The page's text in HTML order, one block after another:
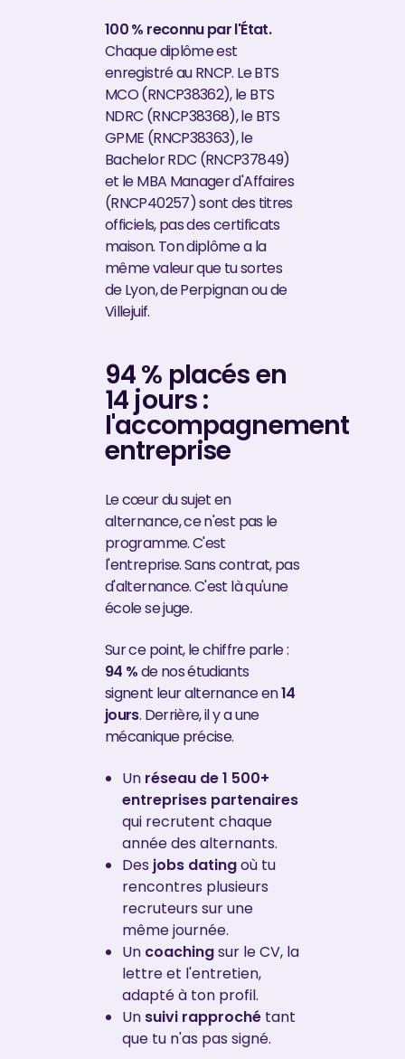
100 % reconnu par l'État.
Chaque diplôme est
enregistré au RNCP. Le BTS
MCO (RNCP38362), le BTS
NDRC (RNCP38368), le BTS
GPME (RNCP38363), le
Bachelor RDC (RNCP37849)
et le MBA Manager d'Affaires
(RNCP40257) sont des titres
officiels, pas des certificats
maison. Ton diplôme a la
même valeur que tu sortes
de Lyon, de Perpignan ou de
Villejuif.
94 % placés en
14 jours :
l'accompagnement
entreprise
Le cœur du sujet en
alternance, ce n'est pas le
programme. C'est
l'entreprise. Sans contrat, pas
d'alternance. C'est là qu'une
école se juge.
Sur ce point, le chiffre parle :
94 %de nos étudiants
signent leur alternance en14
jours. Derrière, il y a une
mécanique précise.
Un réseau de 1 500+
entreprises partenaires
qui recrutent chaque
année des alternants.
Des jobs datingoù tu
rencontres plusieurs
recruteurs sur une
même journée.
Un coachingsur le CV, la
lettre et l'entretien,
adapté à ton profil.
Un suivi rapproché tant
que tu n'as pas signé.